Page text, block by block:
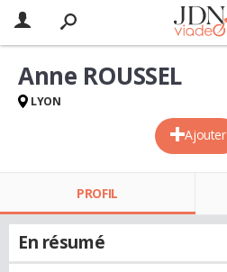
Ajouter
Anne ROUSSEL
LYON
PROFIL
En résumé